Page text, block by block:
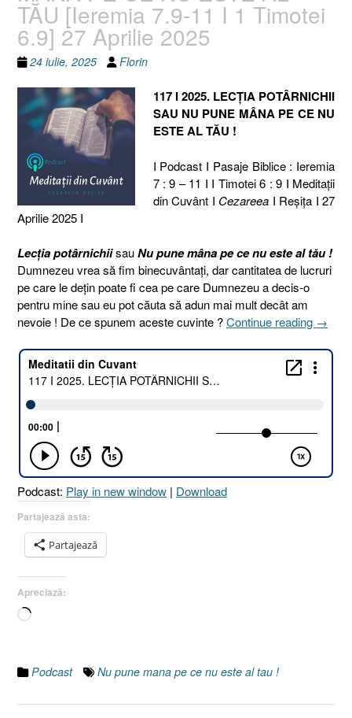
TĂU [Ieremia 7.9-11 I 1 Timotei
6.9] 27 Aprilie 2025
24 iulie, 2025 Florin
117 I 2025. LECȚIA POTÂRNICHII
SAU NU PUNE MÂNA PE CE NU
ESTE AL TĂU !
I Podcast I Pasaje Biblice : Ieremia
7 : 9 – 11 I I Timotei 6 : 9 I Meditaţii
din Cuvânt I Cezareea I Reşiţa I 27
Aprilie 2025 I
Lecția potârnichiisauNu pune mâna pe ce nu este al tău !
Dumnezeu vrea să fim binecuvântați, dar cantitatea de lucruri
pe care le dețin poate fi cea pe care Dumnezeu a decis-o
pentru mine sau eu pot căuta să adun mai mult decât am
nevoie ! De ce spunem aceste cuvinte ?Continue reading „117
2025.
PE
27
→
Podcast: Play in new window | Download
Partajează asta:
Partajează
Apreciază:
Încarc...
Podcast Nu pune mana pe ce nu este al tau !